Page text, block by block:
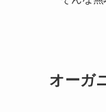
オーガ